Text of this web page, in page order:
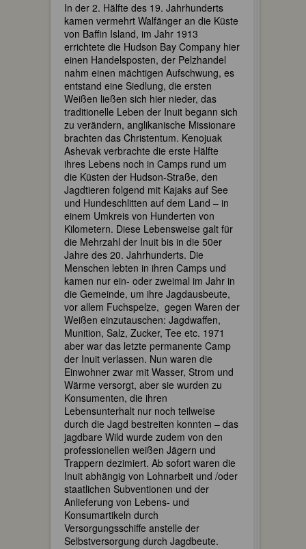
In der 2. Hälfte des 19. Jahrhunderts
kamen vermehrt Walfänger an die Küste
von Baffin Island, im Jahr 1913
errichtete die Hudson Bay Company hier
einen Handelsposten, der Pelzhandel
nahm einen mächtigen Aufschwung, es
entstand eine Siedlung, die ersten
Weißen ließen sich hier nieder, das
traditionelle Leben der Inuit begann sich
zu verändern, anglikanische Missionare
brachten das Christentum. Kenojuak
Ashevak verbrachte die erste Hälfte
ihres Lebens noch in Camps rund um
die Küsten der Hudson-Straße, den
Jagdtieren folgend mit Kajaks auf See
und Hundeschlitten auf dem Land – in
einem Umkreis von Hunderten von
Kilometern. Diese Lebensweise galt für
die Mehrzahl der Inuit bis in die 50er
Jahre des 20. Jahrhunderts. Die
Menschen lebten in ihren Camps und
kamen nur ein- oder zweimal im Jahr in
die Gemeinde, um ihre Jagdausbeute,
vor allem Fuchspelze, gegen Waren der
Weißen einzutauschen: Jagdwaffen,
Munition, Salz, Zucker, Tee etc. 1971
aber war das letzte permanente Camp
der Inuit verlassen. Nun waren die
Einwohner zwar mit Wasser, Strom und
Wärme versorgt, aber sie wurden zu
Konsumenten, die ihren
Lebensunterhalt nur noch teilweise
durch die Jagd bestreiten konnten – das
jagdbare Wild wurde zudem von den
professionellen weißen Jägern und
Trappern dezimiert. Ab sofort waren die
Inuit abhängig von Lohnarbeit und /oder
staatlichen Subventionen und der
Anlieferung von Lebens- und
Konsumartikeln durch
Versorgungsschiffe anstelle der
Selbstversorgung durch Jagdbeute.